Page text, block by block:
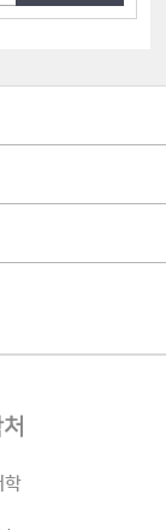
학